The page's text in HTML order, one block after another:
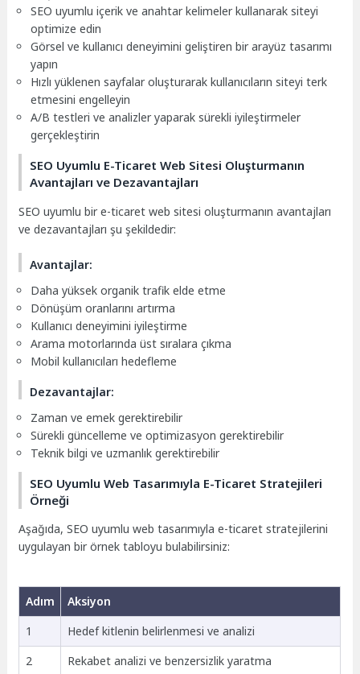
SEO uyumlu içerik ve anahtar kelimeler kullanarak siteyi
optimize edin
Görsel ve kullanıcı deneyimini geliştiren bir arayüz tasarımı
yapın
Hızlı yüklenen sayfalar oluşturarak kullanıcıların siteyi terk
etmesini engelleyin
A/B testleri ve analizler yaparak sürekli iyileştirmeler
gerçekleştirin
SEO Uyumlu E-Ticaret Web Sitesi Oluşturmanın
Avantajları ve Dezavantajları
SEO uyumlu bir e-ticaret web sitesi oluşturmanın avantajları
ve dezavantajları şu şekildedir:
Avantajlar:
Daha yüksek organik trafik elde etme
Dönüşüm oranlarını artırma
Kullanıcı deneyimini iyileştirme
Arama motorlarında üst sıralara çıkma
Mobil kullanıcıları hedefleme
Dezavantajlar:
Zaman ve emek gerektirebilir
Sürekli güncelleme ve optimizasyon gerektirebilir
Teknik bilgi ve uzmanlık gerektirebilir
SEO Uyumlu Web Tasarımıyla E-Ticaret Stratejileri
Örneği
Aşağıda, SEO uyumlu web tasarımıyla e-ticaret stratejilerini
uygulayan bir örnek tabloyu bulabilirsiniz:
Adım
Aksiyon
1
Hedef kitlenin belirlenmesi ve analizi
2
Rekabet analizi ve benzersizlik yaratma